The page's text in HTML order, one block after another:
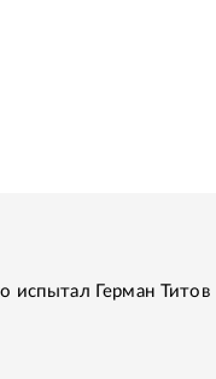
испытал Герман Титов